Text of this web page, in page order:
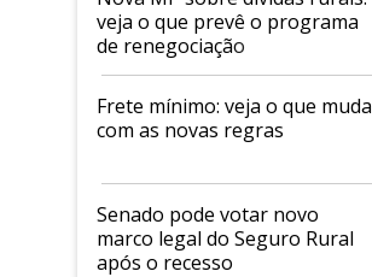
veja o que prevê o programa
de renegociação
Frete mínimo: veja o que muda
com as novas regras
Senado pode votar novo
marco legal do Seguro Rural
após o recesso